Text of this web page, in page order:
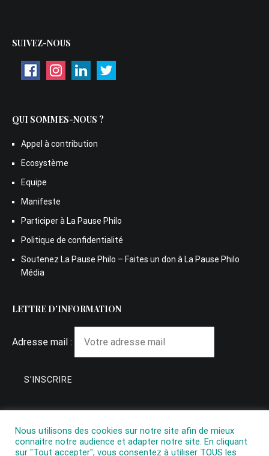
SUIVEZ-NOUS
QUI SOMMES-NOUS ?
Appel à contribution
Ecosystème
Equipe
Manifeste
Participer à La Pause Philo
Politique de confidentialité
Soutenez La Pause Philo – Faites un don à La Pause Philo
Média
LETTRE D’INFORMATION
Adresse mail :
Nous utilisons des cookies sur notre site afin de mieux
connaitre notre audience et adapter notre site. En cliquant
sur "Tout accepter", vous consentez à utiliser TOUS les